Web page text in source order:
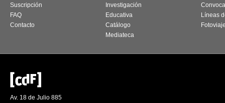
Suscripción
FAQ
Contacto
Investigación
Educativa
Catálogo
Mediateca
Líneas
Av. 18 de Julio 885